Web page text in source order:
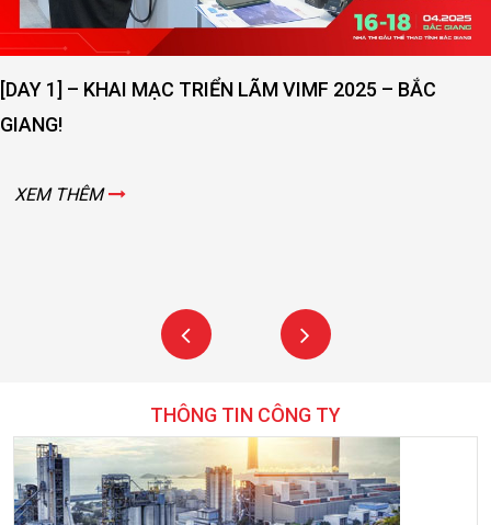
[DAY 1] – KHAI MẠC TRIỂN LÃM VIMF 2025 – BẮC
GIANG!
XEM THÊM
THÔNG TIN CÔNG TY